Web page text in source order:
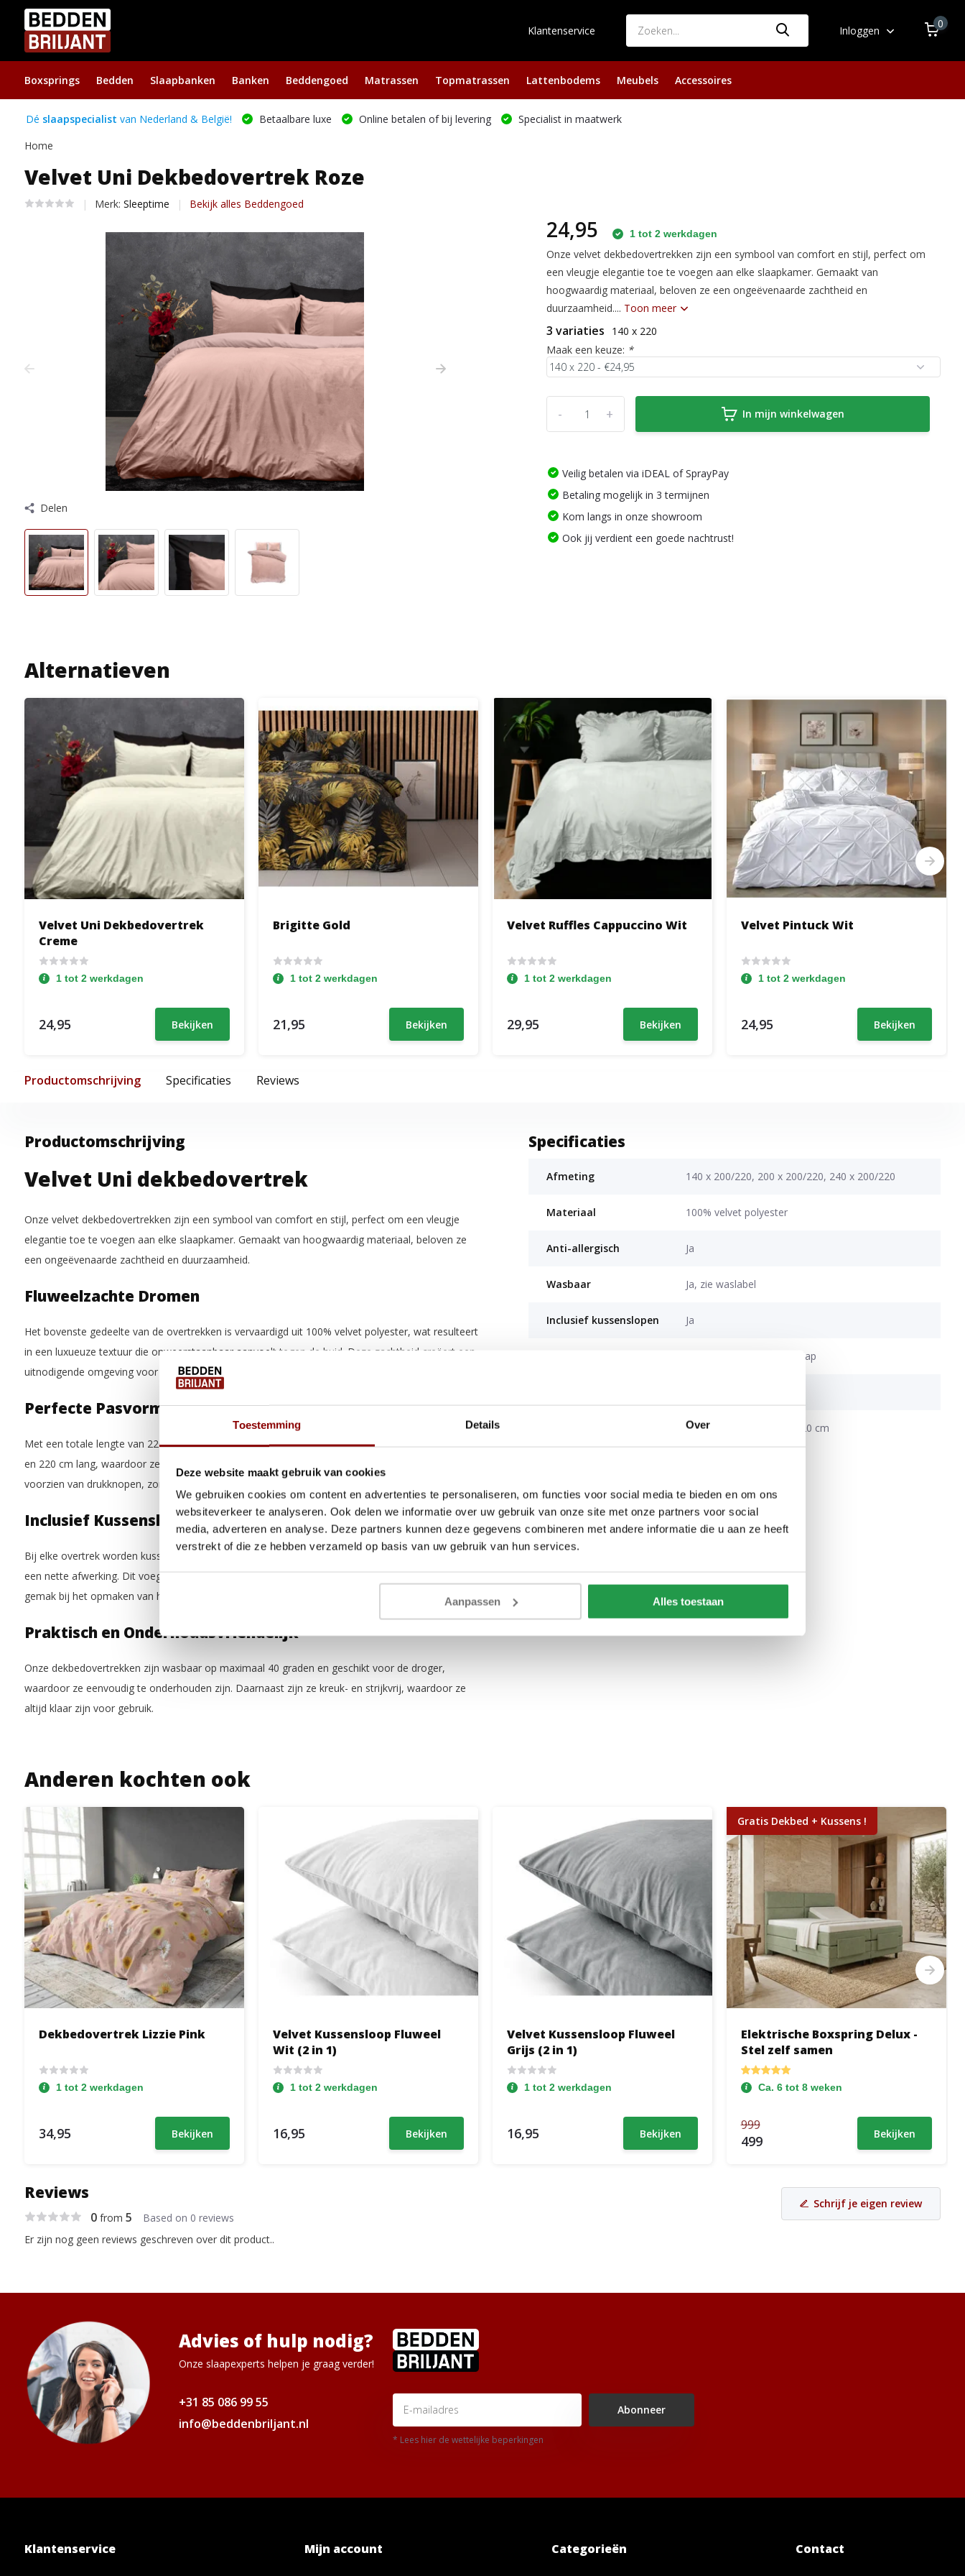
Toestemming Details Over
Deze website maakt gebruik van cookies
We gebruiken cookies om content en advertenties te personaliseren, om functies voor social media te bieden en om ons
websiteverkeer te analyseren. Ook delen we informatie over uw gebruik van onze site met onze partners voor social
media, adverteren en analyse. Deze partners kunnen deze gegevens combineren met andere informatie die u aan ze heeft
verstrekt of die ze hebben verzameld op basis van uw gebruik van hun services.
Aanpassen Alles toestaan
Klantenservice Inloggen
0
Boxsprings Bedden Slaapbanken Banken Beddengoed Matrassen Topmatrassen Lattenbodems Meubels Accessoires
Dé slaapspecialist van Nederland & België! Betaalbare luxe Online betalen of bij levering
Specialist in maatwerk
Home
Velvet Uni Dekbedovertrek Roze
Merk: Sleeptime Bekijk alles Beddengoed
Delen
24,95 1 tot 2 werkdagen
Onze velvet dekbedovertrekken zijn een symbool van comfort en stijl, perfect om
een vleugje elegantie toe te voegen aan elke slaapkamer. Gemaakt van
hoogwaardig materiaal, beloven ze een ongeëvenaarde zachtheid en
duurzaamheid.... Toon meer
3 variaties
140 x 220
Maak een keuze: *
+
- In mijn winkelwagen
Veilig betalen via iDEAL of SprayPay
Betaling mogelijk in 3 termijnen
Kom langs in onze showroom
Ook jij verdient een goede nachtrust!
Alternatieven
Velvet Uni Dekbedovertrek
Creme
1 tot 2 werkdagen
24,95 Bekijken
Brigitte Gold
1 tot 2 werkdagen
21,95 Bekijken
Velvet Ruffles Cappuccino Wit
1 tot 2 werkdagen
29,95 Bekijken
Velvet Pintuck Wit
1 tot 2 werkdagen
24,95 Bekijken
Productomschrijving Specificaties Reviews
Productomschrijving
Velvet Uni dekbedovertrek
Onze velvet dekbedovertrekken zijn een symbool van comfort en stijl, perfect om een vleugje
elegantie toe te voegen aan elke slaapkamer. Gemaakt van hoogwaardig materiaal, beloven ze
een ongeëvenaarde zachtheid en duurzaamheid.
Fluweelzachte Dromen
Het bovenste gedeelte van de overtrekken is vervaardigd uit 100% velvet polyester, wat resulteert
in een luxueuze textuur die onweerstaanbaar aanvoelt tegen de huid. Deze zachtheid creëert een
uitnodigende omgeving voor een goede nachtrust.
Perfecte Pasvorm en Functionaliteit
Met een totale lengte van 220 cm zijn onze dekbedovertrekken geschikt voor dekbedden van 200
en 220 cm lang, waardoor ze veelzijdig zijn in gebruik. De instopstrook over de gehele breedte,
voorzien van drukknopen, zorgt voor een naadloze en veilige pasvorm rondom het dekbed.
Inclusief Kussenslopen met Hotel Sluiting
Bij elke overtrek worden kussenslopen geleverd, compleet met een handige hotel sluiting voor
een nette afwerking. Dit voegt niet alleen een esthetisch aspect toe, maar zorgt ook voor extra
gemak bij het opmaken van het bed.
Praktisch en Onderhoudsvriendelijk
Onze dekbedovertrekken zijn wasbaar op maximaal 40 graden en geschikt voor de droger,
waardoor ze eenvoudig te onderhouden zijn. Daarnaast zijn ze kreuk- en strijkvrij, waardoor ze
altijd klaar zijn voor gebruik.
Specificaties
Afmeting 140 x 200/220, 200 x 200/220, 240 x 200/220
Materiaal 100% velvet polyester
Anti-allergisch Ja
Wasbaar Ja, zie waslabel
Inclusief kussenslopen Ja
Hotelsluiting met 15 cm flap
Over de gehele breedte, 20 cm
Anderen kochten ook
Dekbedovertrek Lizzie Pink
1 tot 2 werkdagen
34,95 Bekijken
Velvet Kussensloop Fluweel
Wit (2 in 1)
1 tot 2 werkdagen
16,95 Bekijken
Velvet Kussensloop Fluweel
Grijs (2 in 1)
1 tot 2 werkdagen
16,95 Bekijken
Gratis Dekbed + Kussens !
Elektrische Boxspring Delux -
Stel zelf samen
Ca. 6 tot 8 weken
999
499 Bekijken
Reviews
0from 5 Based on 0 reviews
Schrijf je eigen review
Er zijn nog geen reviews geschreven over dit product..
Advies of hulp nodig?
Onze slaapexperts helpen je graag verder!
+31 85 086 99 55
info@beddenbriljant.nl
Abonneer
* Lees hier de wettelijke beperkingen
Klantenservice Mijn account Categorieën Contact